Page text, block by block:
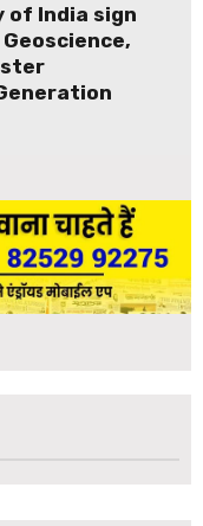
of India sign